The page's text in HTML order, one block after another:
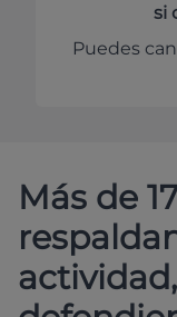
si
Puedes
Más de